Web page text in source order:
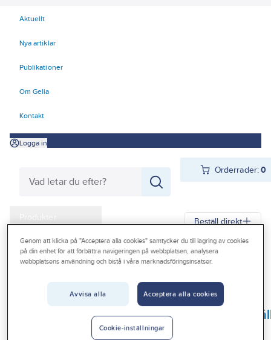
Aktuellt
Nya artiklar
Publikationer
Om Gelia
Kontakt
Logga in
Orderrader:0
Produkter
Kampanjer
Outlet
Beställ direkt
Gelia Produkter Gelia El
Tele-, data-, TV, säkerhet
Antennuttag,
serien, Elko
Genom att klicka på "Acceptera alla cookies" samtycker du till lagring av cookies
på din enhet för att förbättra navigeringen på webbplatsen, analysera
webbplatsens användning och bistå i våra marknadsföringsinsatser.
Avvisa alla Acceptera alla cookies
Cookie-inställningar